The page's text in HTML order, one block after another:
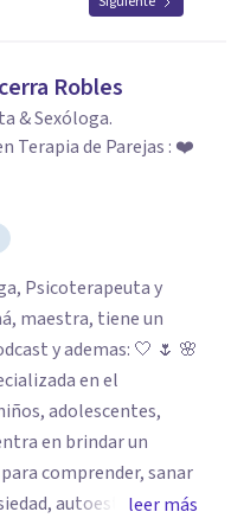
Robles
& Sexóloga.
Terapia de Parejas : ❤️
ademas: 🤍 🌷 🌸
en el
adolescentes,
en brindar un
comprender, sanar
autoestima,leer más